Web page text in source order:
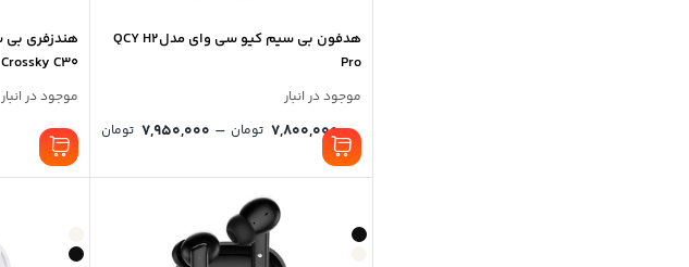
هدفون بی سیم کیو سی وای مدلQCY H2
Pro
موجود در انبار
7,800,000 تومان –
7,950,000 تومانPrice
range:
through
Crossky C30
موجود در انبار